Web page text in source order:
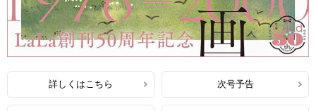
詳しくはこちら 次号予告